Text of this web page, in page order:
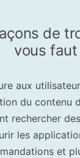
de
vous faut
aux
du contenu
rechercher
les
et